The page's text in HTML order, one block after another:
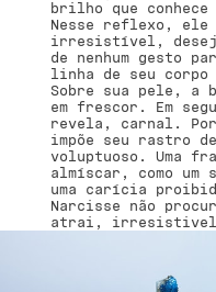
brilho que conhece
Nesse reflexo, ele
irresistível,
de nenhum gesto
linha de seu
Sobre sua pele, a
em frescor. Em
revela, carnal.
impõe seu rastro
voluptuoso. Uma
almíscar, como
uma carícia
Narcisse não
atrai,